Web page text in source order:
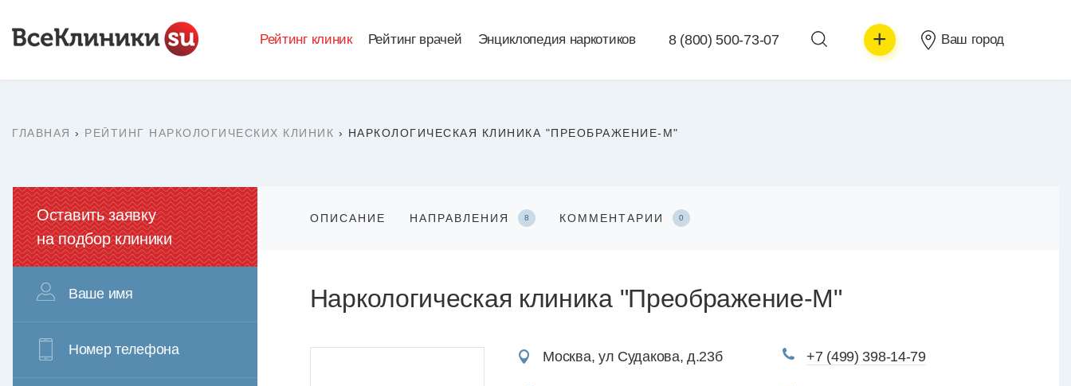
Рейтинг клиник Рейтинг врачей Энциклопедия наркотиков 8 (800) 500-73-07 + Ваш город
ГЛАВНАЯ › РЕЙТИНГ НАРКОЛОГИЧЕСКИХ КЛИНИК › НАРКОЛОГИЧЕСКАЯ КЛИНИКА "ПРЕОБРАЖЕНИЕ-М"
ОПИСАНИЕ НАПРАВЛЕНИЯ 8 КОММЕНТАРИИ 0
Наркологическая клиника "Преображение-М"
Москва, ул Судакова, д.23б +7 (499) 398-14-79
Оставить заявку
на подбор клиники
Ваше имя
Номер телефона